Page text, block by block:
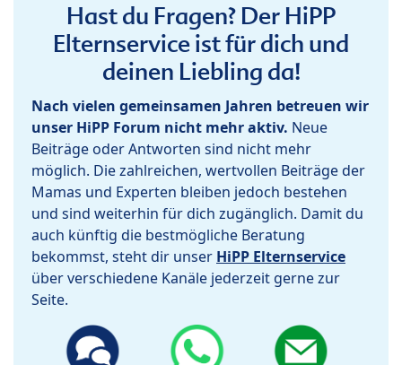
Hast du Fragen? Der HiPP
Elternservice ist für dich und
deinen Liebling da!
Nach vielen gemeinsamen Jahren betreuen wir
unser HiPP Forum nicht mehr aktiv. Neue
Beiträge oder Antworten sind nicht mehr
möglich. Die zahlreichen, wertvollen Beiträge der
Mamas und Experten bleiben jedoch bestehen
und sind weiterhin für dich zugänglich. Damit du
auch künftig die bestmögliche Beratung
bekommst, steht dir unser HiPP Elternservice
über verschiedene Kanäle jederzeit gerne zur
Seite.